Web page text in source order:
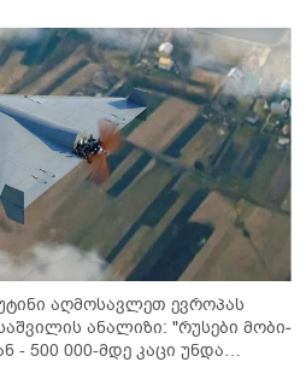
აღმოსავლეთ ევროპას
ანალიზი: "რუსები მობი­
- 500 000-მდე კაცი უნდა